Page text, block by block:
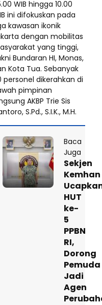
WIB hingga 10.00
ini difokuskan pada
kawasan ikonik
dengan mobilitas
yang tinggi,
Bundaran HI, Monas,
Kota Tua. Sebanyak
personel dikerahkan di
pimpinan
AKBP Trie Sis
S.Pd., S.I.K., M.H.
Baca
Juga
Sekjen
Kemhan
HUT
ke-
5
PPBN
RI,
Dorong
Pemuda
Jadi
Agen